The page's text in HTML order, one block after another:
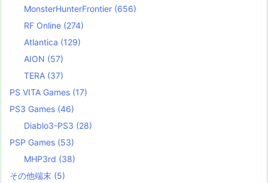
MonsterHunterFrontier (656)
RF Online (274)
Atlantica (129)
AION (57)
TERA (37)
PS VITA Games (17)
PS3 Games (46)
Diablo3-PS3 (28)
PSP Games (53)
MHP3rd (38)
その他端末 (5)